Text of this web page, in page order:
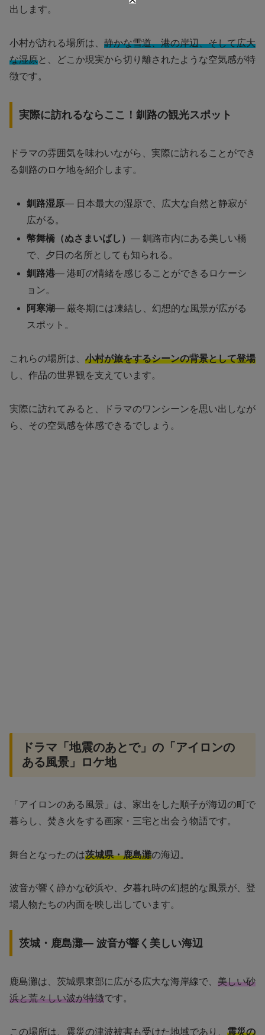
出します。
小村が訪れる場所は、 静かな雪道、港の岸辺、そして広大
な湿原と、どこか現実から切り離されたような空気感が特
徴です。
実際に訪れるならここ！釧路の観光スポット
ドラマの雰囲気を味わいながら、実際に訪れることができ
る釧路のロケ地を紹介します。
釧路湿原— 日本最大の湿原で、広大な自然と静寂が
広がる。
幣舞橋（ぬさまいばし）— 釧路市内にある美しい橋
で、夕日の名所としても知られる。
釧路港— 港町の情緒を感じることができるロケーシ
ョン。
阿寒湖— 厳冬期には凍結し、幻想的な風景が広がる
スポット。
これらの場所は、 小村が旅をするシーンの背景として登場
し、作品の世界観を支えています。
実際に訪れてみると、ドラマのワンシーンを思い出しなが
ら、その空気感を体感できるでしょう。
ドラマ「地震のあとで」の「アイロンの
ある風景」ロケ地
「アイロンのある風景」は、家出をした順子が海辺の町で
暮らし、焚き火をする画家・三宅と出会う物語です。
舞台となったのは茨城県・鹿島灘の海辺。
波音が響く静かな砂浜や、夕暮れ時の幻想的な風景が、登
場人物たちの内面を映し出しています。
茨城・鹿島灘— 波音が響く美しい海辺
鹿島灘は、茨城県東部に広がる広大な海岸線で、 美しい砂
浜と荒々しい波が特徴です。
この場所は、震災の津波被害も受けた地域であり、 震災の